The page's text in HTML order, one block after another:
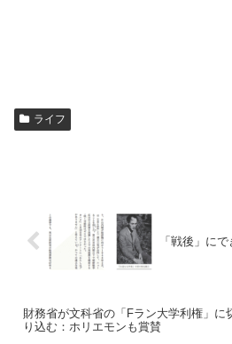
ライフ
「戦後」に
財務省が文科省の「Fラン大学利権」に
り込む：ホリエモンも賞賛